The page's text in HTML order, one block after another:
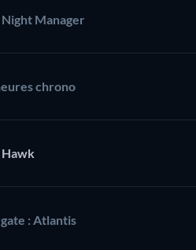
Manager
chrono
: Atlantis